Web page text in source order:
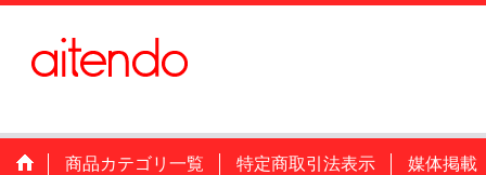
商品カテゴリ一覧 特定商取引法表示 媒体掲載